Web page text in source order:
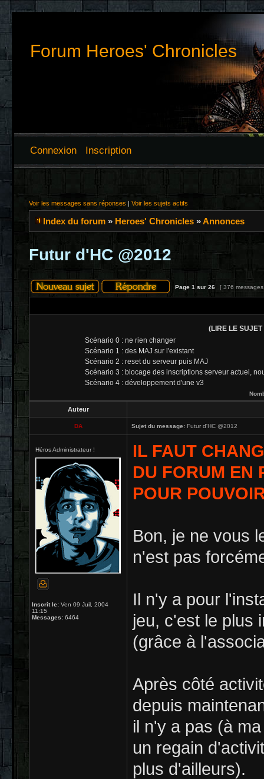
Forum Heroes' Chronicles
Connexion Inscription
Voir les messages sans réponses | Voir les sujets actifs
Index du forum » Heroes' Chronicles »Annonces
Futur d'HC @2012
Page 1 sur 26 [ 376
(LIRE LE
Scénario 0 : ne rien changer
Scénario 1 : des MAJ sur l'existant
Scénario 2 : reset du serveur puis MAJ
Scénario 3 : blocage des inscriptions serveur actuel,
Scénario 4 : développement d'une v3
Auteur
DA Sujet du message: Futur d'HC @2012
Héros Administrateur !
Inscrit le: Ven 09 Juil, 2004
11:15
Messages: 6464
IL FAUT
DU FORUM EN
POUR
Bon, je ne vous
n'est pas
Il n'y a pour
jeu, c'est le plus
(grâce à
Après côté
depuis
il n'y a pas (à
un regain
plus d'ailleurs).